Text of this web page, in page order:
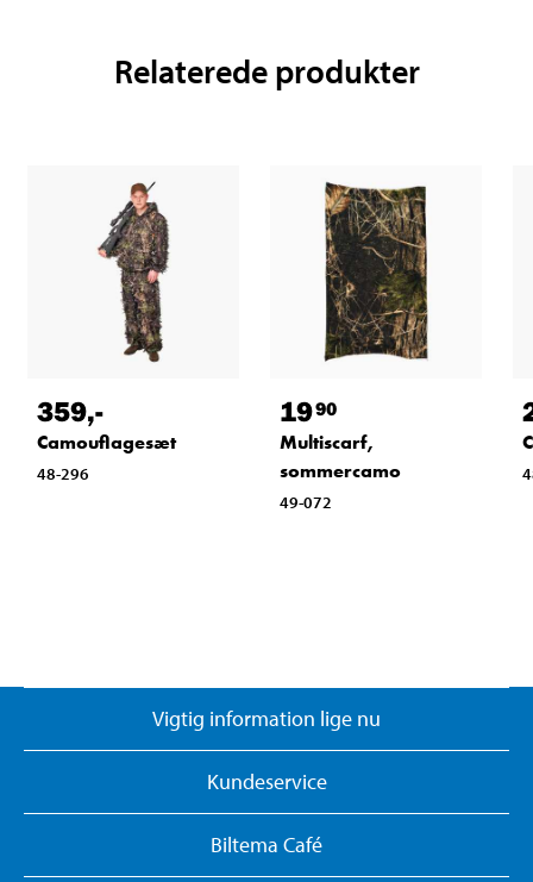
Relaterede produkter
359,-
Camouflagesæt
48-296
1990
Multiscarf,
sommercamo
49-072
Vigtig information lige nu
Kundeservice
Biltema Café